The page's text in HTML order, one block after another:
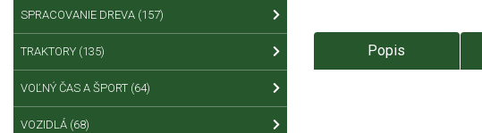
Popis
SPRACOVANIE DREVA (157)
TRAKTORY (135)
VOĽNÝ ČAS A ŠPORT (64)
VOZIDLÁ (68)